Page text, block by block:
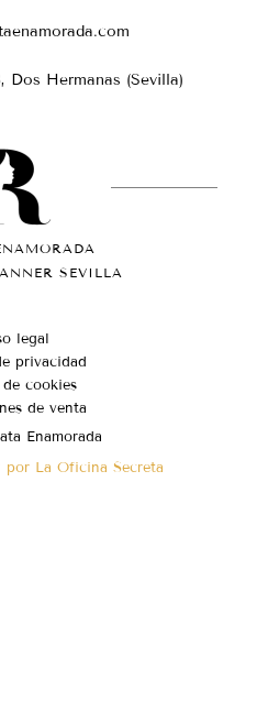
Dos Hermanas (Sevilla)
SEVILLA
legal
privacidad
cookies
de venta
Enamorada
La Oficina Secreta